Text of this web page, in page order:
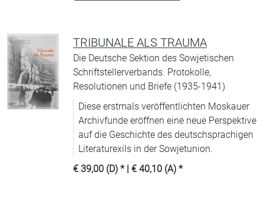
TRIBUNALE ALS TRAUMA
Die Deutsche Sektion des Sowjetischen
Schriftstellerverbands. Protokolle,
Resolutionen und Briefe (1935-1941)
Diese erstmals veröffentlichten Moskauer
Archivfunde eröffnen eine neue Perspektive
auf die Geschichte des deutschsprachigen
Literaturexils in der Sowjetunion.
€ 39,00 (D) * | € 40,10 (A) *